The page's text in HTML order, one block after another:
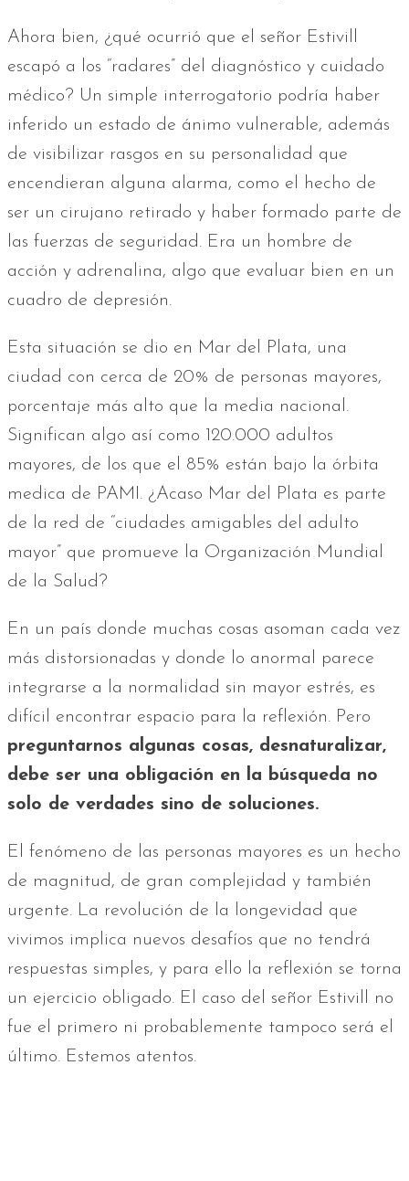
Ahora bien, ¿qué ocurrió que el señor Estivill
escapó a los “radares” del diagnóstico y cuidado
médico? Un simple interrogatorio podría haber
inferido un estado de ánimo vulnerable, además
de visibilizar rasgos en su personalidad que
encendieran alguna alarma, como el hecho de
ser un cirujano retirado y haber formado parte de
las fuerzas de seguridad. Era un hombre de
acción y adrenalina, algo que evaluar bien en un
cuadro de depresión.
Esta situación se dio en Mar del Plata, una
ciudad con cerca de 20% de personas mayores,
porcentaje más alto que la media nacional.
Significan algo así como 120.000 adultos
mayores, de los que el 85% están bajo la órbita
medica de PAMI. ¿Acaso Mar del Plata es parte
de la red de “ciudades amigables del adulto
mayor” que promueve la Organización Mundial
de la Salud?
En un país donde muchas cosas asoman cada vez
más distorsionadas y donde lo anormal parece
integrarse a la normalidad sin mayor estrés, es
difícil encontrar espacio para la reflexión. Pero
preguntarnos algunas cosas, desnaturalizar,
debe ser una obligación en la búsqueda no
solo de verdades sino de soluciones.
El fenómeno de las personas mayores es un hecho
de magnitud, de gran complejidad y también
urgente. La revolución de la longevidad que
vivimos implica nuevos desafíos que no tendrá
respuestas simples, y para ello la reflexión se torna
un ejercicio obligado. El caso del señor Estivill no
fue el primero ni probablemente tampoco será el
último. Estemos atentos.